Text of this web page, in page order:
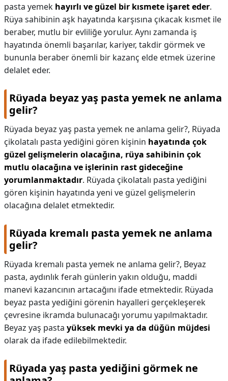
pasta yemek hayırlı ve güzel bir kısmete işaret eder.
Rüya sahibinin aşk hayatında karşısına çıkacak kısmet ile
beraber, mutlu bir evliliğe yorulur. Aynı zamanda iş
hayatında önemli başarılar, kariyer, takdir görmek ve
bununla beraber önemli bir kazanç elde etmek üzerine
delalet eder.
Rüyada beyaz yaş pasta yemek ne anlama
gelir?
Rüyada beyaz yaş pasta yemek ne anlama gelir?, Rüyada
çikolatalı pasta yediğini gören kişinin hayatında çok
güzel gelişmelerin olacağına, rüya sahibinin çok
mutlu olacağına ve işlerinin rast gideceğine
yorumlanmaktadır. Rüyada çikolatalı pasta yediğini
gören kişinin hayatında yeni ve güzel gelişmelerin
olacağına delalet etmektedir.
Rüyada kremalı pasta yemek ne anlama
gelir?
Rüyada kremalı pasta yemek ne anlama gelir?, Beyaz
pasta, aydınlık ferah günlerin yakın olduğu, maddi
manevi kazancının artacağını ifade etmektedir. Rüyada
beyaz pasta yediğini görenin hayalleri gerçekleşerek
çevresine ikramda bulunacağı yorumu yapılmaktadır.
Beyaz yaş pasta yüksek mevki ya da düğün müjdesi
olarak da ifade edilebilmektedir.
Rüyada yaş pasta yediğini görmek ne